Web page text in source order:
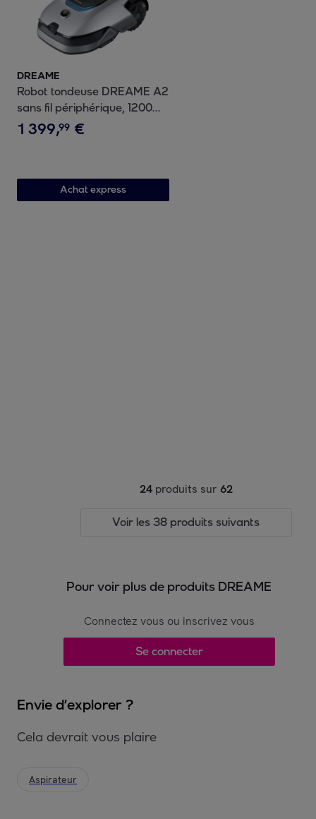
DREAME
Robot tondeuse DREAME A2
sans fil périphérique, 1200
m² de superficie, terrain
pentu jusqu'à 50%
1 399,99 €
Achat express
24 produits sur 62
Voir les 38 produits suivants
Pour voir plus de produits DREAME
Connectez vous ou inscrivez vous
Se connecter
Envie d’explorer ?
Cela devrait vous plaire
Aspirateur